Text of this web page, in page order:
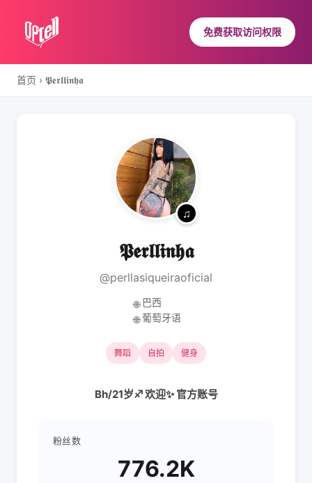
免费获取访问权限
首页 › 𝕻𝖊𝖗𝖑𝖑𝖎𝖓𝖍𝖆
𝕻𝖊𝖗𝖑𝖑𝖎𝖓𝖍𝖆
@perllasiqueiraoficial
🌐 巴西
🌐 葡萄牙语
舞蹈 自拍 健身
Bh/21岁♐️ 欢迎✨ 官方账号
粉丝数
776.2K